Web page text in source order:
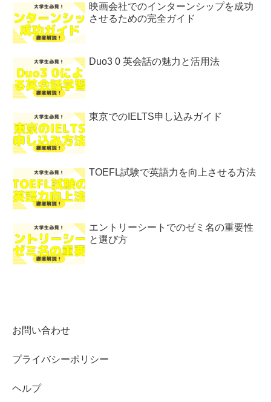
映画会社でのインターンシップを成功
させるための完全ガイド
Duo3 0 英会話の魅力と活用法
東京でのIELTS申し込みガイド
TOEFL試験で英語力を向上させる方法
エントリーシートでのゼミ名の重要性
と選び方
お問い合わせ
プライバシーポリシー
ヘルプ